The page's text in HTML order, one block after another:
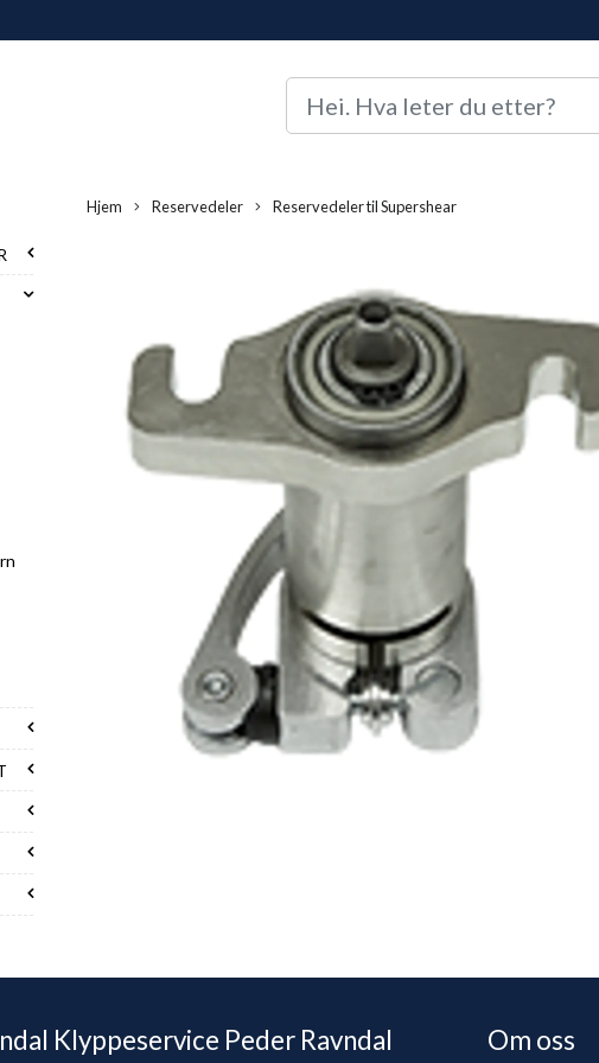
Hjem Reservedeler Reservedeler til Supershear
Klyppeservice Peder Ravndal Om oss